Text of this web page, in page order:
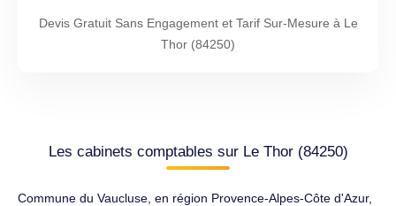
Devis Gratuit Sans Engagement et Tarif Sur-Mesure à Le
Thor (84250)
Les cabinets comptables sur Le Thor (84250)
Commune du Vaucluse, en région Provence-Alpes-Côte d'Azur,